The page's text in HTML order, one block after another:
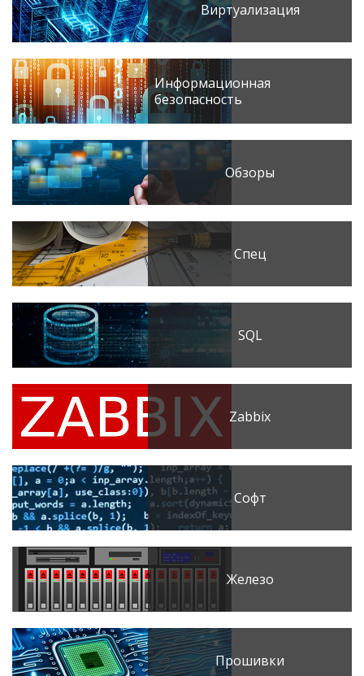
Виртуализация
Информационная
безопасность
Обзоры
Спец
SQL
Zabbix
Софт
Железо
Прошивки